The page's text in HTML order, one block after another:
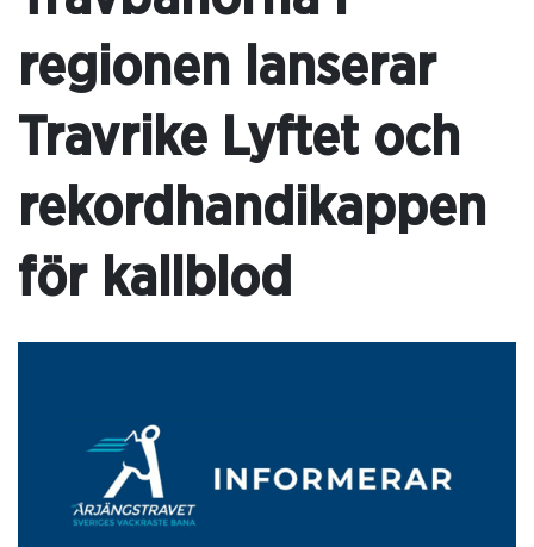
regionen lanserar
Travrike Lyftet och
rekordhandikappen
för kallblod